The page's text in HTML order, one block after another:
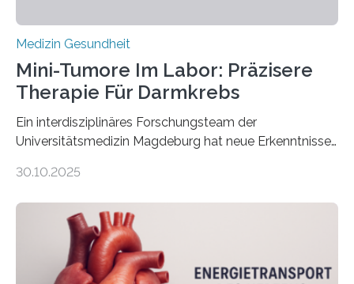
Medizin Gesundheit
Mini-Tumore Im Labor: Präzisere
Therapie Für Darmkrebs
Ein interdisziplinäres Forschungsteam der
Universitätsmedizin Magdeburg hat neue Erkenntnisse
behandelt werden kann. In ihrer aktuellen Studie,
Oncology, zeigen die Forschenden, dass Mini-Tumore
aus Gewebe von Patientinnen und Patienten –
sogenannte Organoide – genutzt werden können, um
vorab zu prüfen, welche Medikamente am besten
30.10.2025